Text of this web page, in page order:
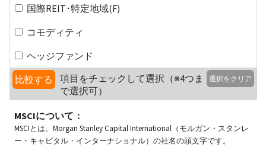
国際REIT･特定地域(F)
コモディティ
ヘッジファンド
比較する
項目をチェックして選択（※4つま
で選択可）
選択をクリア
MSCIについて：
MSCIとは、Morgan Stanley Capital International（モルガン・スタンレ
ー・キャピタル・インターナショナル）の社名の頭文字です。